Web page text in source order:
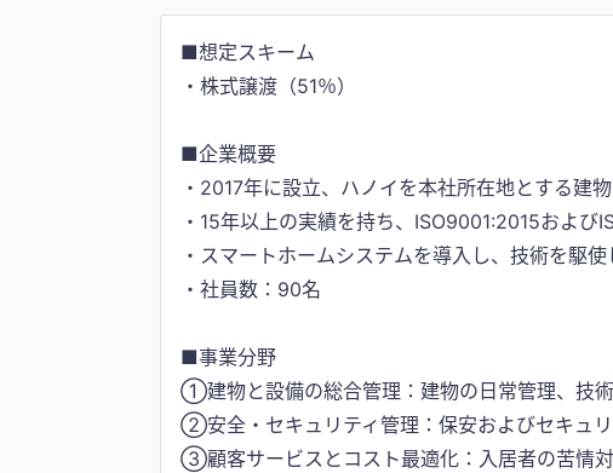
■想定スキーム
・株式譲渡（51％）
■企業概要
・2017年に設立、ハノイを本社所在地とする建
・15年以上の実績を持ち、ISO9001:2015およ
・スマートホームシステムを導入し、技術を駆
・社員数：90名
■事業分野
①建物と設備の総合管理：建物の日常管理、技
②安全・セキュリティ管理：保安およびセキュ
③顧客サービスとコスト最適化：入居者の苦情